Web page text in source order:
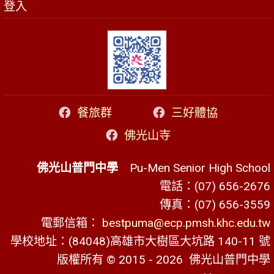
登入
餐旅群
三好體協
佛光山寺
佛光山普門中學 Pu-Men Senior High School
電話：(07) 656-2676
傳真：(07) 656-3559
電郵信箱： bestpuma@ecp.pmsh.khc.edu.tw
學校地址：(84048)高雄市大樹區大坑路 140-11 號
版權所有 © 2015 - 2026 佛光山普門中學